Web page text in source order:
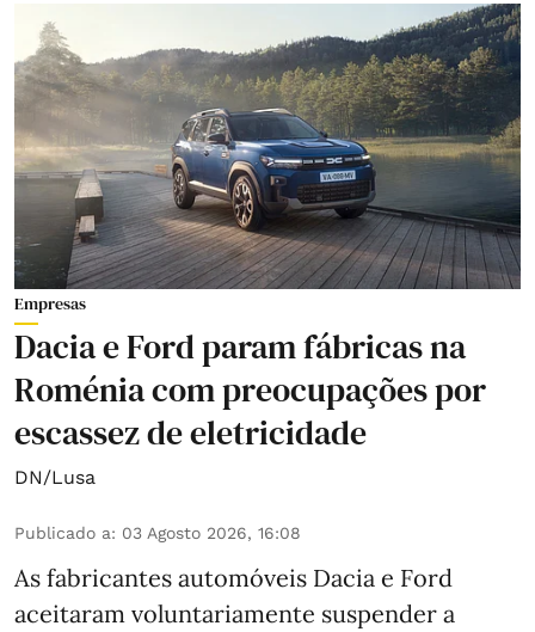
Empresas
Dacia e Ford param fábricas na
Roménia com preocupações por
escassez de eletricidade
DN/Lusa
Publicado a: 03 Agosto 2026, 16:08
As fabricantes automóveis Dacia e Ford
aceitaram voluntariamente suspender a